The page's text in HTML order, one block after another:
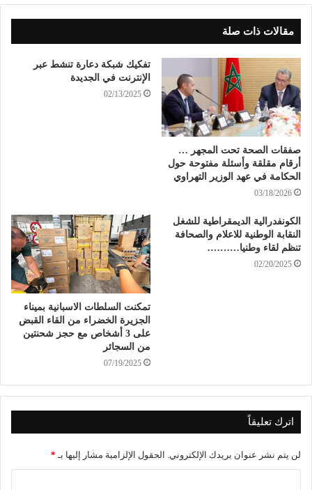
مقالات ذات صلة
صفقات الصحة تحت المجهر …
أرقام مقلقة وأسئلة مفتوحة حول
الحكامة في عهد الوزير التهراوي
03/18/2026
تفكيك شبكة دعارة تنشط عبر
الإنترنت في الجديدة
02/13/2025
الكونفدرالية الديمقراطية للشغل
النقابة الوطنية للاعلام والصحافة
تنظم لقاء وطنيا……….
02/20/2025
تمكنت السلطات الاسبانية بميناء
الجزيرة الخضراء من القاء القبض
على 3 أشخاص مع حجز شحنتين
من السجائر
07/19/2025
اترك تعليقاً
لن يتم نشر عنوان بريدك الإلكتروني. الحقول الإلزامية مشار إليها بـ *